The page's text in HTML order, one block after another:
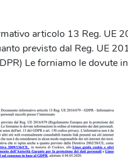
articolo 13 Reg. UE
previsto dal Reg. UE
Le forniamo le dovute